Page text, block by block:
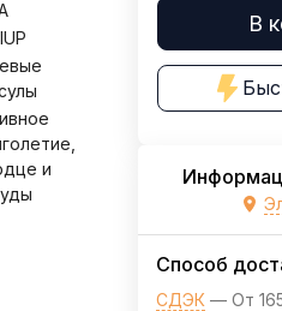
и
В
Способ
СДЭК От